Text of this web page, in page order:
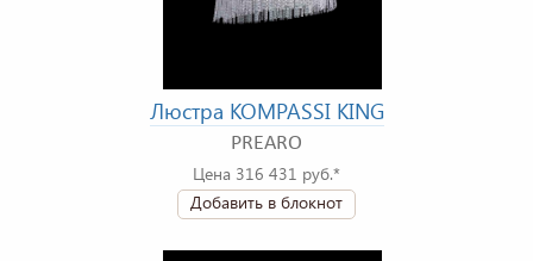
Люстра KOMPASSI KING
PREARO
Цена 316 431 руб.*
Добавить в блокнот